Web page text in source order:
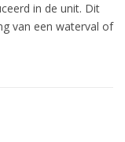
in de unit. Dit
van een waterval of